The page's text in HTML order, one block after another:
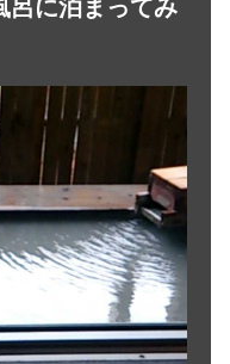
呂に泊まってみ